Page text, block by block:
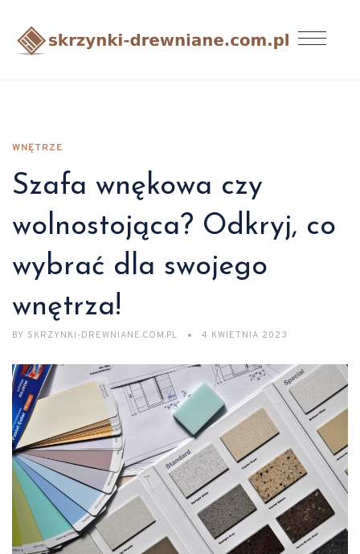
WNĘTRZE
Szafa wnękowa czy
wolnostojąca? Odkryj, co
wybrać dla swojego
wnętrza!
BY SKRZYNKI-DREWNIANE.COM.PL 4 KWIETNIA 2023